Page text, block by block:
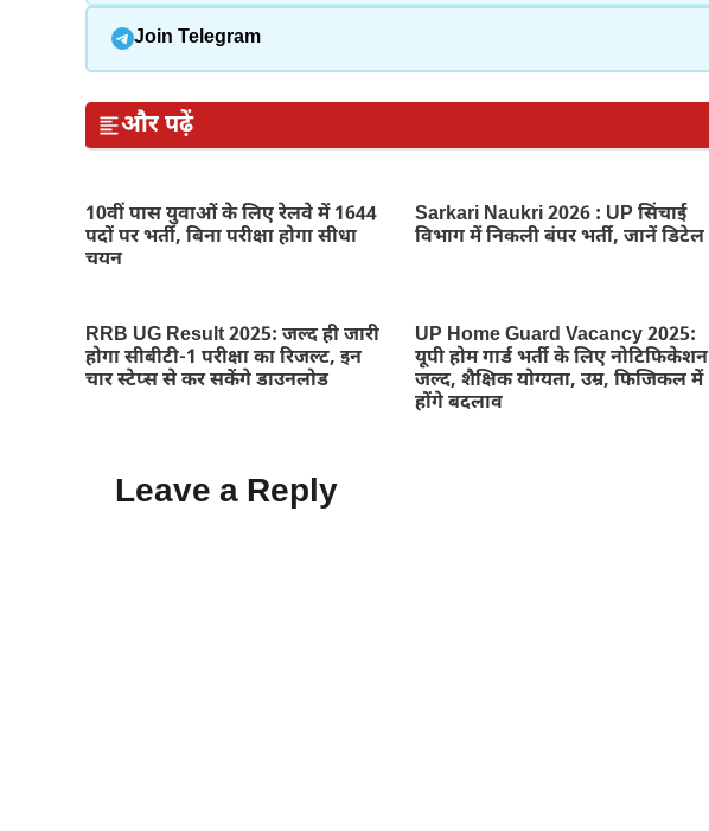
Join Telegram
और पढ़ें
10वीं पास युवाओं के लिए रेलवे में 1644
पदों पर भर्ती, बिना परीक्षा होगा सीधा
चयन
Sarkari Naukri 2026 : UP सिंचाई
विभाग में निकली बंपर भर्ती, जानें डिटेल
RRB UG Result 2025: जल्द ही जारी
होगा सीबीटी-1 परीक्षा का रिजल्ट, इन
चार स्टेप्स से कर सकेंगे डाउनलोड
UP Home Guard Vacancy 2025:
यूपी होम गार्ड भर्ती के लिए नोटिफिकेशन
जल्द, शैक्षिक योग्यता, उम्र, फिजिकल में
होंगे बदलाव
Leave a Reply